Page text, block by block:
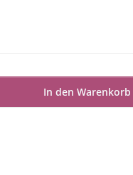
In den Warenkorb